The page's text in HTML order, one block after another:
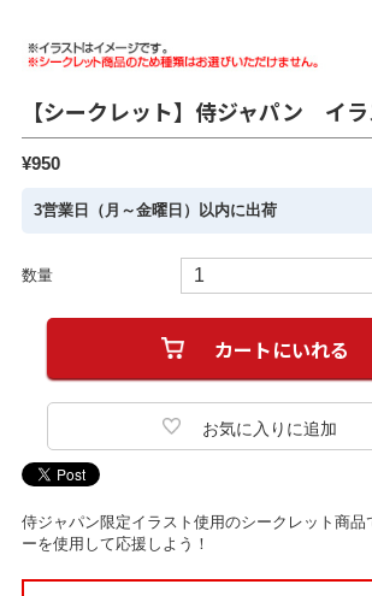
【シークレット】侍ジャパン イ
¥950
3営業日（月～金曜日）以内に出荷
数量
侍ジャパン限定イラスト使用のシークレット商品
ーを使用して応援しよう！